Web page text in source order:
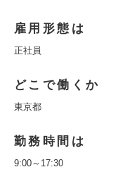
雇用形態は
正社員
どこで働くか
東京都
勤務時間は
9:00～17:30